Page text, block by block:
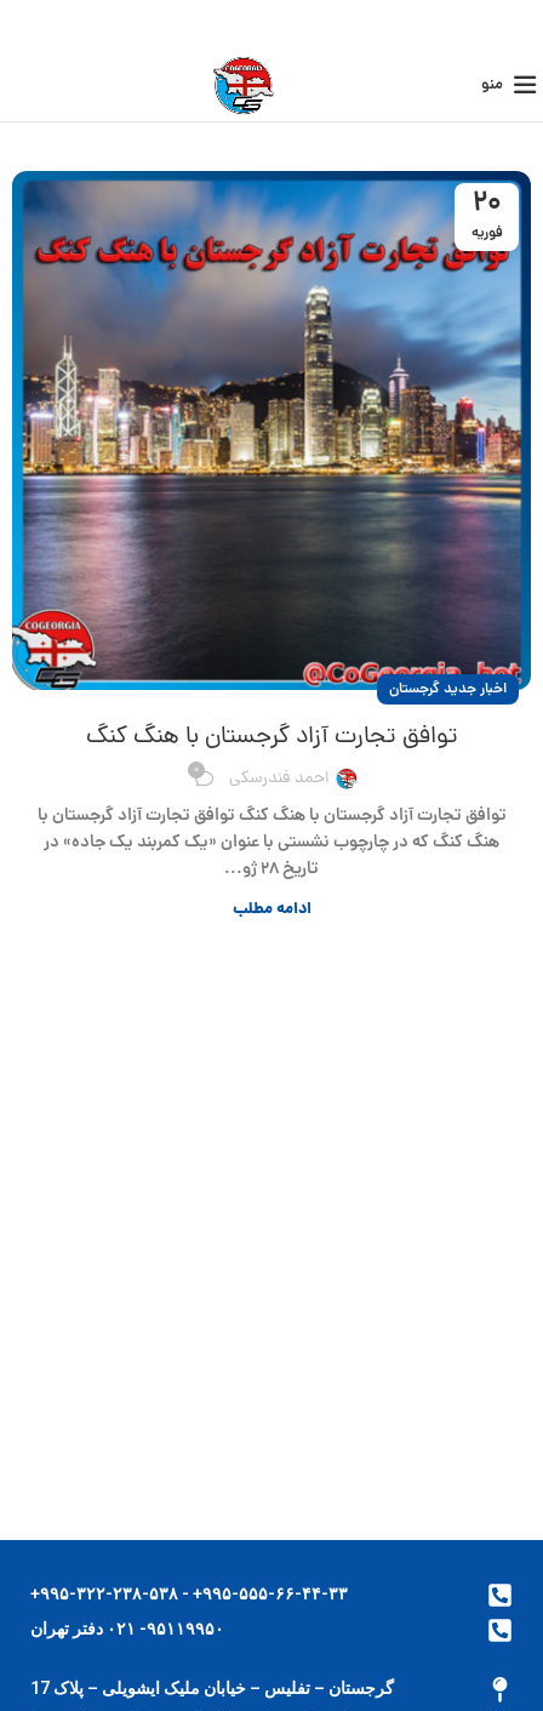
منو
20
فوریه
اخبار جدید گرجستان
توافق تجارت آزاد گرجستان با هنگ کنگ
احمد فندرسکی 0
توافق تجارت آزاد گرجستان با هنگ کنگ توافق تجارت آزاد گرجستان با
هنگ کنگ که در چارچوب نشستی با عنوان «یک کمربند یک جاده» در
تاریخ ۲۸ ژو...
ادامه مطلب
۹۹۵-۵۵۵-۶۶-۴۴-۳۳+ - ۹۹۵-۳۲۲-۲۳۸-۵۳۸+
۹۵۱۱۹۹۵۰- ۰۲۱ دفتر تهران
گرجستان – تفلیس – خیابان ملیک ایشویلی – پلاک 17